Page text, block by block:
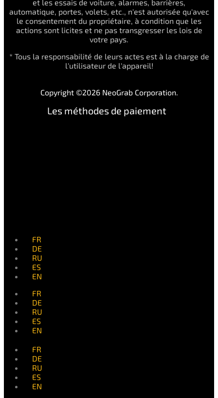
et les essais de voiture, alarmes, barrières,
automatique, portes, volets, etc., n'est autorisée qu'avec
le consentement du propriétaire, à condition que les
actions sont licites et ne pas transgresser les lois de
votre pays.
* Tous la responsabilité de leurs actes est à la charge de
l'utilisateur de l'appareil!
Copyright ©2026 NeoGrab Corporation.
Les méthodes de paiement
FR
DE
RU
ES
EN
FR
DE
RU
ES
EN
FR
DE
RU
ES
EN